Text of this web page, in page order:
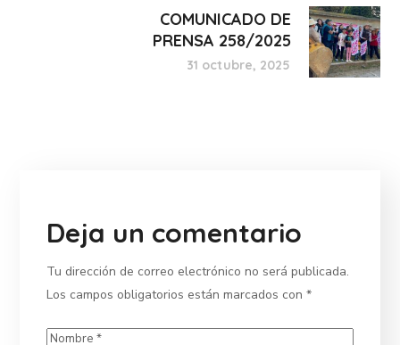
COMUNICADO DE
PRENSA 258/2025
31 octubre, 2025
Deja un comentario
Tu dirección de correo electrónico no será publicada.
Los campos obligatorios están marcados con*